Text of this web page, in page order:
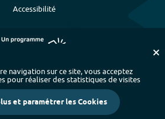
Accessibilité
- Index alphabétique
-
personnelles
- Paramétrer les cookies
Crédits
navigation sur ce site, vous acceptez
pour réaliser des statistiques de visites
et paramétrer les Cookies